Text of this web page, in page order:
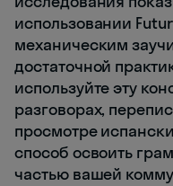
использовании
механическим
достаточной
используйте эту
разговорах,
просмотре
способ освоить
частью вашей